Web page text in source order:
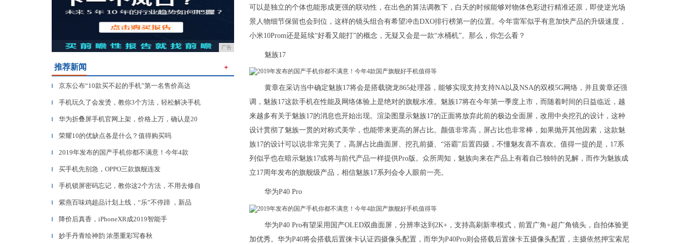
广告
推荐新闻 ＋
▎ 京东公布“10款买不起的手机”第一名售价高达
▎ 手机玩久了会发烫，教你3个方法，轻松解决手机
▎ 华为折叠屏手机官网上架，价格上万，确认是20
▎ 荣耀10的优缺点各是什么？值得购买吗
▎ 2019年发布的国产手机你都不满意！今年4款
▎ 买手机先别急，OPPO三款旗舰连发
▎ 手机锁屏密码忘记，教你这2个方法，不用去修自
▎ 紫燕百味鸡超品计划上线，“乐”不停蹄 ，新品
▎ 降价后真香，iPhoneXR成2019智能手
▎ 妙手丹青绘神韵 浓墨重彩写春秋
可以是独立的个体也能形成更强的联动性，在出色的算法调教下，白天的时候能够对物体色彩进行精准还原，即使逆光场
景人物细节保留也会到位，这样的镜头组合有希望冲击DXO排行榜第一的位置。今年雷军似乎有意加快产品的升级速度，
小米10Prom还是延续“好看又能打”的概念，无疑又会是一款“水桶机”。那么，你怎么看？
魅族17
黄章在采访当中确定魅族17将会是搭载骁龙865处理器，能够实现支持支持NA以及NSA的双模5G网络，并且黄章还强
调，魅族17这款手机在性能及网络体验上是绝对的旗舰水准。魅族17将在今年第一季度上市，而随着时间的日益临近，越
来越多有关于魅族17的消息也开始出现。渲染图显示魅族17的正面将放弃此前的极边全面屏，改用中央挖孔的设计，这种
设计贯彻了魅族一贯的对称式美学，也能带来更高的屏占比。颜值非常高，屏占比也非常棒，如果抛开其他因素，这款魅
族17的设计可以说非常完美了，高屏占比曲面屏、挖孔前摄、“浴霸”后置四摄，不懂魅友喜不喜欢。值得一提的是，17系
列似乎也在暗示魅族17或将与前代产品一样提供Pro版。众所周知，魅族向来在产品上有着自己独特的见解，而作为魅族成
立17周年发布的旗舰级产品，相信魅族17系列会令人眼前一亮。
华为P40 Pro
华为P40 Pro有望采用国产OLED双曲面屏，分辨率达到2K+，支持高刷新率模式，前置广角+超广角镜头，自拍体验更
加优秀。华为P40将会搭载后置徕卡认证四摄像头配置，而华为P40Pro则会搭载后置徕卡五摄像头配置，主摄依然押宝索尼